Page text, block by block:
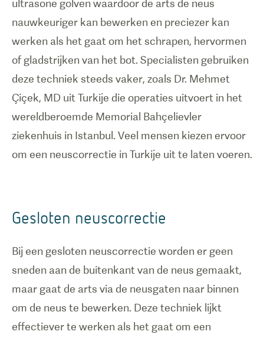
ultrasone golven waardoor de arts de neus
nauwkeuriger kan bewerken en preciezer kan
werken als het gaat om het schrapen, hervormen
of gladstrijken van het bot. Specialisten gebruiken
deze techniek steeds vaker, zoals Dr. Mehmet
Çiçek, MD uit Turkije die operaties uitvoert in het
wereldberoemde Memorial Bahçelievler
ziekenhuis in Istanbul. Veel mensen kiezen ervoor
om een neuscorrectie in Turkije uit te laten voeren.
Gesloten neuscorrectie
Bij een gesloten neuscorrectie worden er geen
sneden aan de buitenkant van de neus gemaakt,
maar gaat de arts via de neusgaten naar binnen
om de neus te bewerken. Deze techniek lijkt
effectiever te werken als het gaat om een